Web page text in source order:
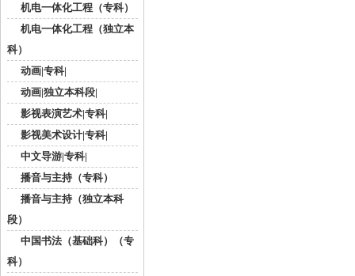
机电一体化工程（专科）
机电一体化工程（独立本
科）
动画|专科|
动画|独立本科段|
影视表演艺术|专科|
影视美术设计|专科|
中文导游|专科|
播音与主持（专科）
播音与主持（独立本科
段）
中国书法（基础科）（专
科）